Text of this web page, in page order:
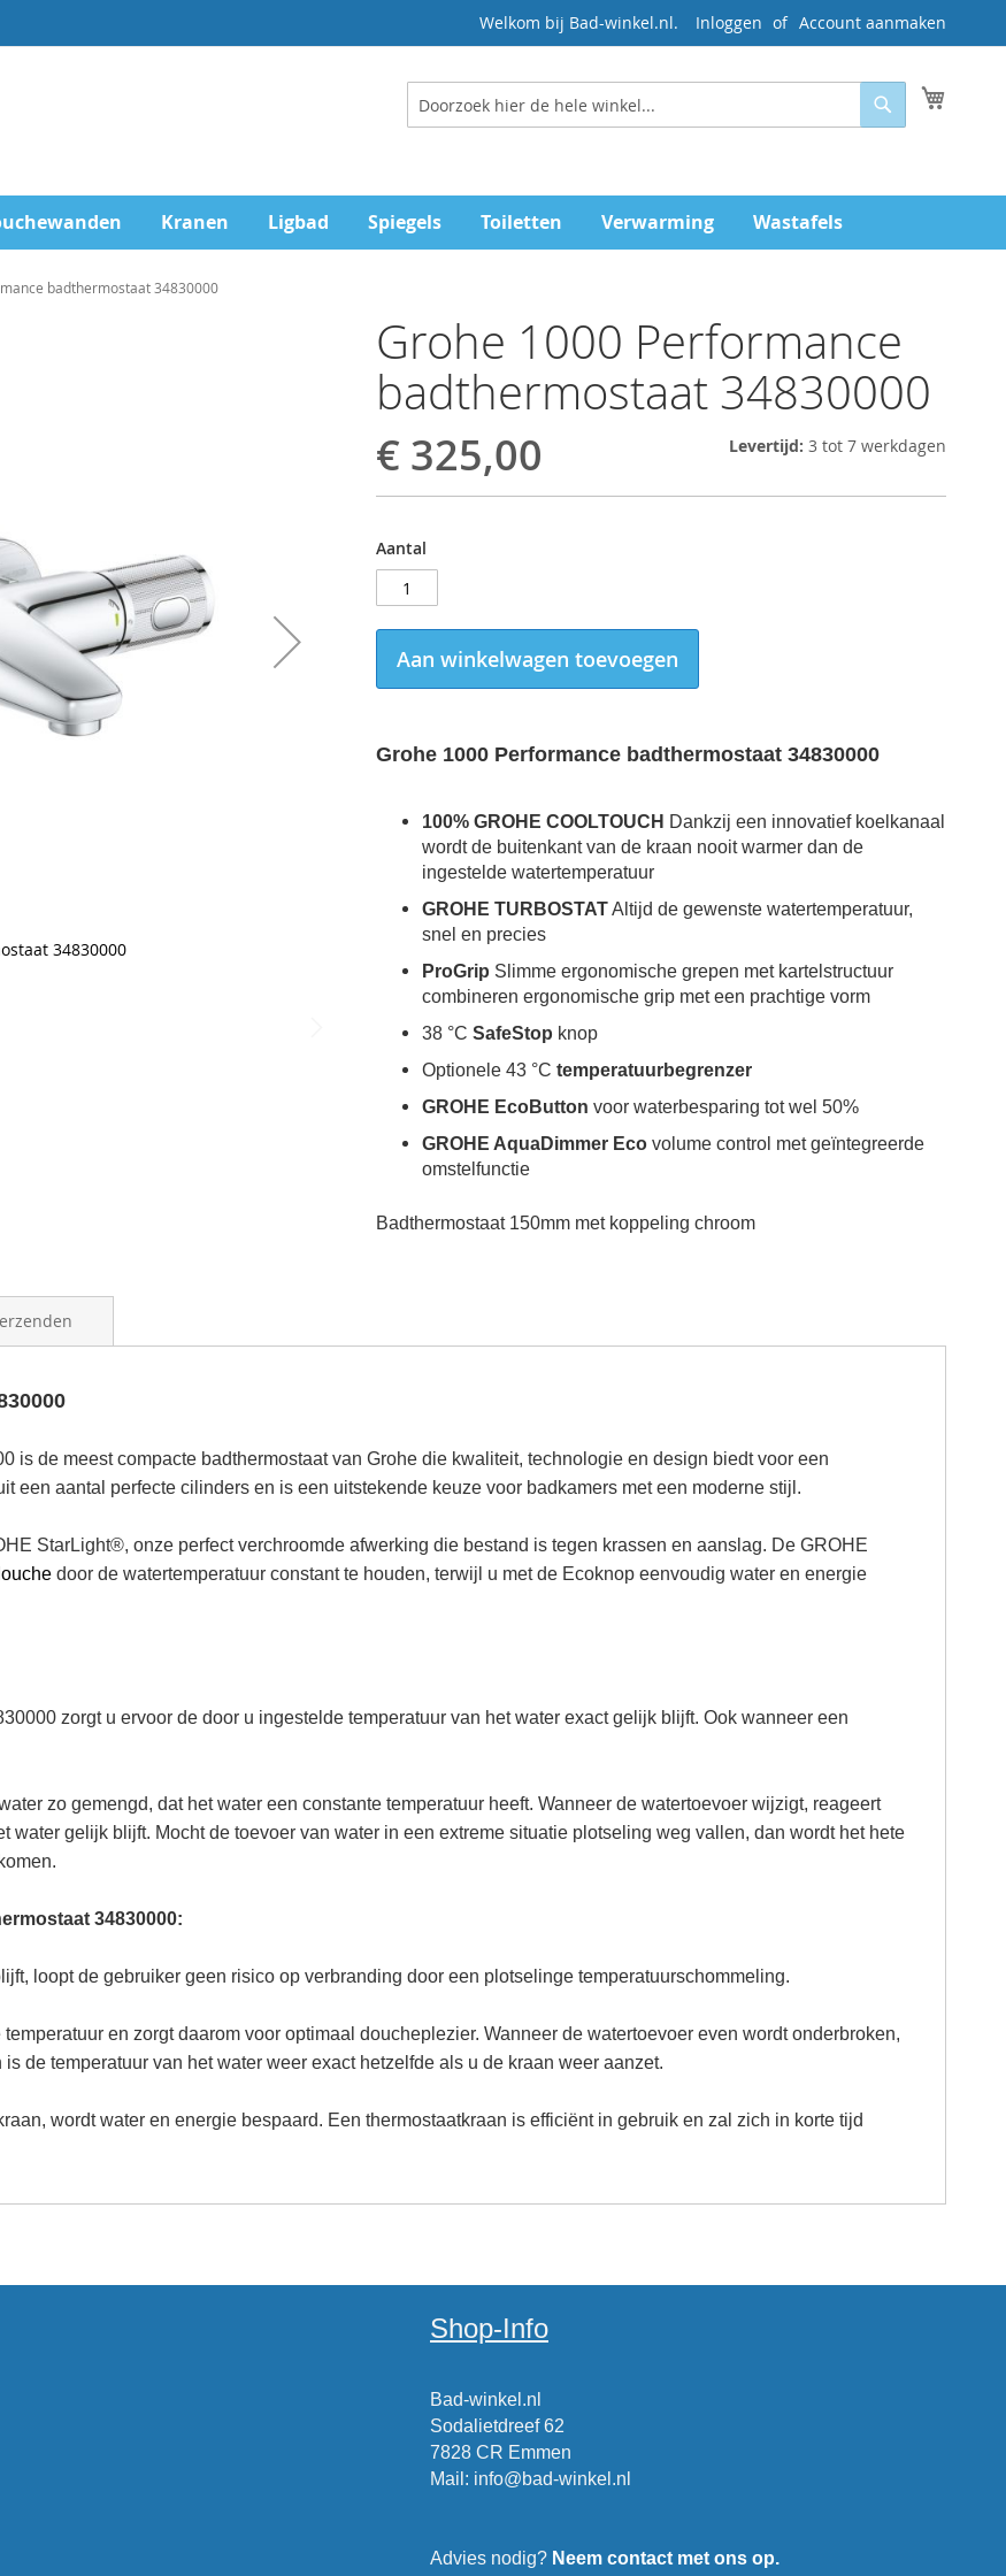
Welkom bij Bad-winkel.nl. Inloggen Account aanmaken
Zoeken
Zoeken
Kranen Ligbad Spiegels Toiletten Verwarming Wastafels
badthermostaat 34830000
Grohe 1000 Performance
badthermostaat 34830000
€ 325,00 Levertijd: 3 tot 7 werkdagen
Aantal
Aan winkelwagen toevoegen
Grohe 1000 Performance badthermostaat 34830000
100% GROHE COOLTOUCH Dankzij een innovatief koelkanaal
wordt de buitenkant van de kraan nooit warmer dan de
ingestelde watertemperatuur
GROHE TURBOSTATAltijd de gewenste watertemperatuur,
snel en precies
ProGrip Slimme ergonomische grepen met kartelstructuur
combineren ergonomische grip met een prachtige vorm
38 °C SafeStop knop
Optionele 43 °C temperatuurbegrenzer
GROHE EcoButton voor waterbesparing tot wel 50%
GROHE AquaDimmer Eco volume control met geïntegreerde
omstelfunctie
Badthermostaat 150mm met koppeling chroom
34830000
is de meest compacte badthermostaat van Grohe die kwaliteit, technologie en design biedt voor een
een aantal perfecte cilinders en is een uitstekende keuze voor badkamers met een moderne stijl.
StarLight®, onze perfect verchroomde afwerking die bestand is tegen krassen en aanslag. De GROHE
door de watertemperatuur constant te houden, terwijl u met de Ecoknop eenvoudig water en energie
zorgt u ervoor de door u ingestelde temperatuur van het water exact gelijk blijft. Ook wanneer een
zo gemengd, dat het water een constante temperatuur heeft. Wanneer de watertoevoer wijzigt, reageert
water gelijk blijft. Mocht de toevoer van water in een extreme situatie plotseling weg vallen, dan wordt het hete
34830000:
loopt de gebruiker geen risico op verbranding door een plotselinge temperatuurschommeling.
en zorgt daarom voor optimaal doucheplezier. Wanneer de watertoevoer even wordt onderbroken,
de temperatuur van het water weer exact hetzelfde als u de kraan weer aanzet.
wordt water en energie bespaard. Een thermostaatkraan is efficiënt in gebruik en zal zich in korte tijd
Shop-Info
Bad-winkel.nl
Sodalietdreef 62
7828 CR Emmen
Mail : info@bad-winkel.nl
Advies nodig? Neem contact met ons op.